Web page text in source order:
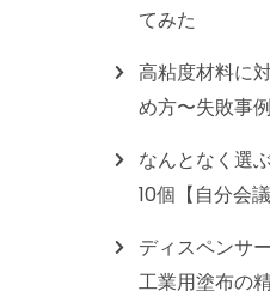
てみた
高粘度材料に
め方〜失敗事
なんとなく選
10個【自分会議
ディスペンサ
工業用塗布の